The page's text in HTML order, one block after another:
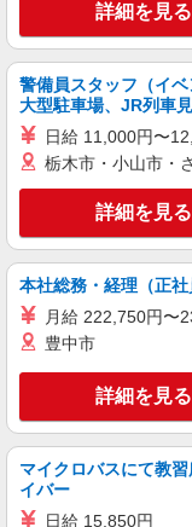
詳細を見る
警備員スタッフ（イベ
大型駐車場、JR列車見
日給 11,000円〜
栃木市・小山市・
詳細を見る
本社総務・経理（正
月給 222,750円〜
豊中市
詳細を見る
マイクロバスにて教
イバー
日給 15,850円